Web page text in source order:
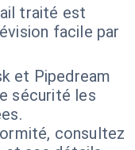
traité est
facile par
et Pipedream
sécurité les
consultez